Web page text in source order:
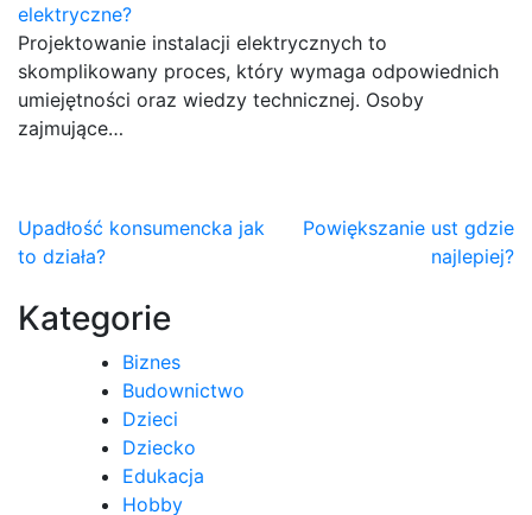
elektryczne?
Projektowanie instalacji elektrycznych to
skomplikowany proces, który wymaga odpowiednich
umiejętności oraz wiedzy technicznej. Osoby
zajmujące…
Nawigacja
wpisu
Upadłość konsumencka jak
to działa?
Powiększanie ust gdzie
najlepiej?
Kategorie
Biznes
Budownictwo
Dzieci
Dziecko
Edukacja
Hobby